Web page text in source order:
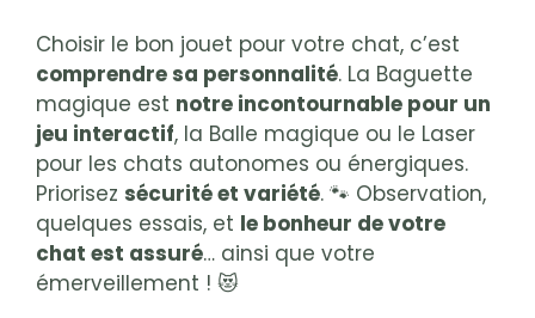
Choisir le bon jouet pour votre chat, c’est
comprendre sa personnalité. La Baguette
magique est notre incontournable pour un
jeu interactif, la Balle magique ou le Laser
pour les chats autonomes ou énergiques.
Priorisez sécurité et variété. 🐾 Observation,
quelques essais, et le bonheur de votre
chat est assuré… ainsi que votre
émerveillement ! 😻